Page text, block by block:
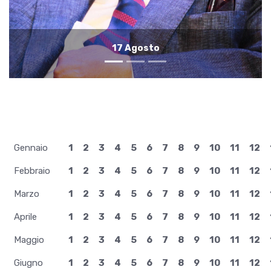
16 Agosto
Gennaio 1 2 3 4 5 6 7 8 9 10 11 12
Febbraio 1 2 3 4 5 6 7 8 9 10 11 12
Marzo 1 2 3 4 5 6 7 8 9 10 11 12
Aprile 1 2 3 4 5 6 7 8 9 10 11 12
Maggio 1 2 3 4 5 6 7 8 9 10 11 12
Giugno 1 2 3 4 5 6 7 8 9 10 11 12